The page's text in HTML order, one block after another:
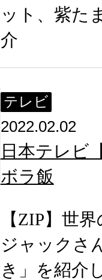
ット、紫た
介
テレビ
2022.02.02
日本テレビ
ボラ飯
【ZIP】世
ジャックさ
き」を紹介